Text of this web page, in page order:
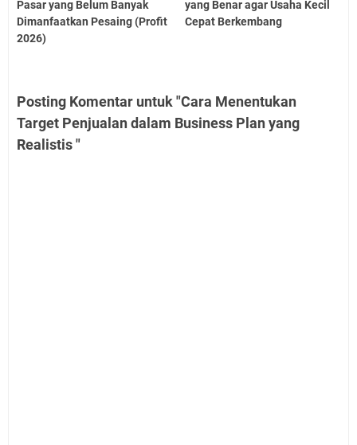
Pasar yang Belum Banyak
Dimanfaatkan Pesaing (Profit
2026)
yang Benar agar Usaha Kecil
Cepat Berkembang
Posting Komentar untuk "Cara Menentukan
Target Penjualan dalam Business Plan yang
Realistis "